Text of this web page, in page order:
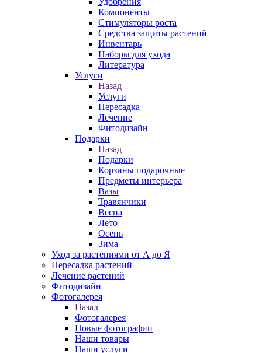
Компоненты
Стимуляторы роста
Средства защиты растений
Инвентарь
Наборы для ухода
Литература
Услуги
Назад
Услуги
Пересадка
Лечение
Фитодизайн
Подарки
Назад
Подарки
Корзины подарочные
Предметы интерьера
Вазы
Травянчики
Весна
Лето
Осень
Зима
Уход за растениями от А до Я
Пересадка растений
Лечение растений
Фитодизайн
Фотогалерея
Назад
Фотогалерея
Новые фотографии
Наши товары
Наши услуги